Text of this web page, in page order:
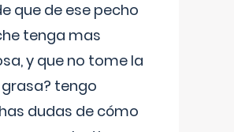
que de ese pecho
tenga mas
y que no tome la
tengo
dudas de cómo